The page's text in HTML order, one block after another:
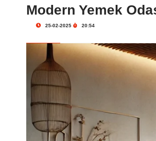
Modern Yemek
25-02-2025 20:54